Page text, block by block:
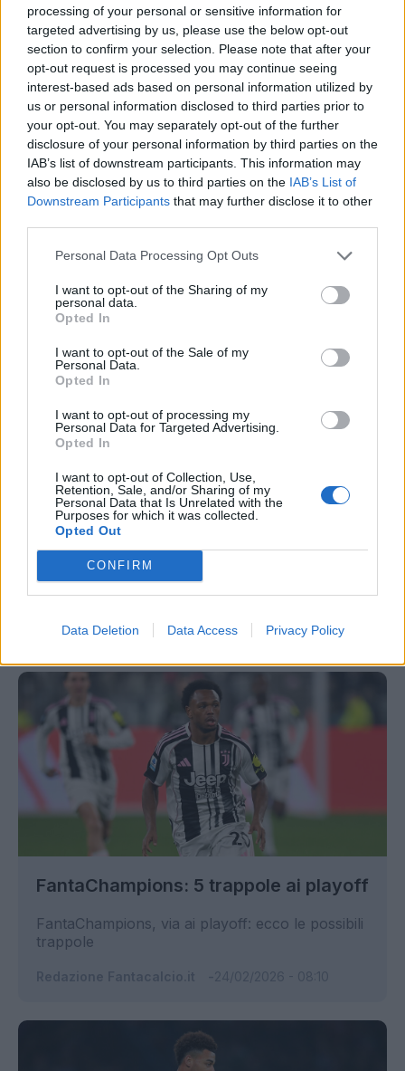
processing of your personal or sensitive information for
targeted advertising by us, please use the below opt-out
section to confirm your selection. Please note that after your
opt-out request is processed you may continue seeing
interest-based ads based on personal information utilized by
us or personal information disclosed to third parties prior to
your opt-out. You may separately opt-out of the further
disclosure of your personal information by third parties on the
IAB’s list of downstream participants. This information may
also be disclosed by us to third parties on the IAB’s List of
Downstream Participants that may further disclose it to other
Personal Data Processing Opt Outs
I want to opt-out of the Sharing of my
personal data.
Opted In
I want to opt-out of the Sale of my
Personal Data.
Opted In
I want to opt-out of processing my
Personal Data for Targeted Advertising.
Opted In
I want to opt-out of Collection, Use,
Retention, Sale, and/or Sharing of my
Personal Data that Is Unrelated with the
Purposes for which it was collected.
Opted Out
CONFIRM
Data Deletion Data Access Privacy Policy
FantaChampions: 5 sorprese per gli
ottavi
FantaChampions, via agli ottavi: ecco le possibili
sorprese
10/03/2026 - 10:37
Redazione Fantacalcio.it
FantaChampions: 5 calciatori da
acquistare per gli ottavi
FantaChampions, via agli ottavi di finale: ecco i
calciatori da acquistare
10/03/2026 - 10:32
Redazione Fantacalcio.it
FantaChampions: 5 trappole ai playoff
FantaChampions, via ai playoff: ecco le possibili
trappole